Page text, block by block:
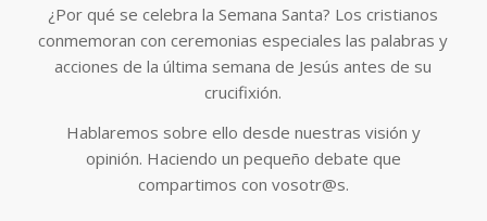
¿Por qué se celebra la Semana Santa? Los cristianos
conmemoran con ceremonias especiales las palabras y
acciones de la última semana de Jesús antes de su
crucifixión.
Hablaremos sobre ello desde nuestras visión y
opinión. Haciendo un pequeño debate que
compartimos con vosotr@s.